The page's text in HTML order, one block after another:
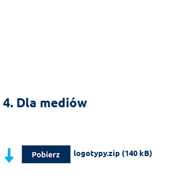
4. Dla mediów
logotypy.zip (140 kB)